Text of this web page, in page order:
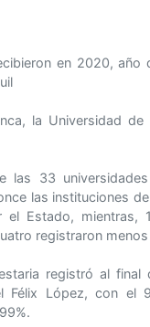
en 2020, año
la Universidad
las 33
las instituciones
Estado, mientras,
registraron
registró al
Félix López, con el